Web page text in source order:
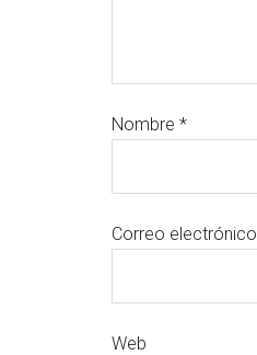
Nombre *
Correo electrónico
Web